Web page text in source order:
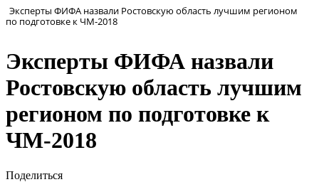
Эксперты ФИФА назвали Ростовскую область лучшим регионом
по подготовке к ЧМ-2018
Эксперты ФИФА назвали
Ростовскую область лучшим
регионом по подготовке к
ЧМ-2018
Поделиться